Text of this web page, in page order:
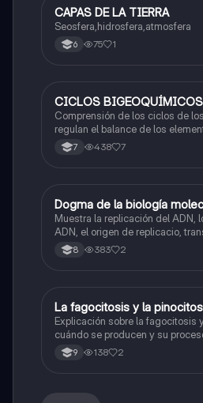
Biologia
CAPAS DE LA TIERRA
Seosfera,hidrosfera,atmosfera
6 75 1
Biologia
CICLOS BIGEOQUÍMICOS
Comprensión de los ciclos de
regulan el balance de los
7 438 7
Biologia
Dogma de la biología
Muestra la replicación del ADN, lo que compone el
ADN, el origen de replicacio,
ARN y traducción de ARN a
8 383 2
Biologia
La fagocitosis y la
Explicación sobre la fagocitosis
cuándo se producen y su
9 138 2